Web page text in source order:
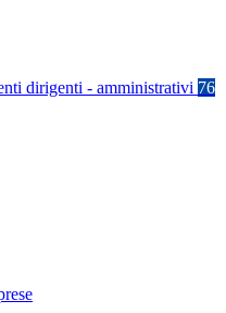
dirigenti - amministrativi 76